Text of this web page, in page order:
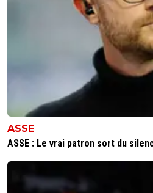
ASSE
ASSE : Le vrai patron sort du